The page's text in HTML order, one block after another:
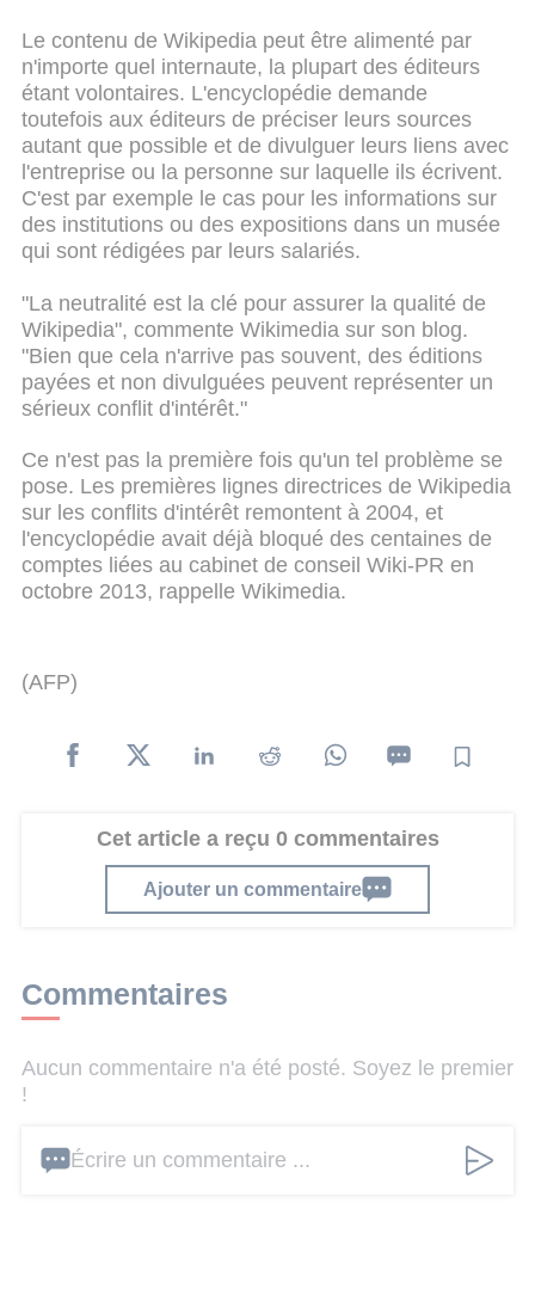
Le contenu de Wikipedia peut être alimenté par
n'importe quel internaute, la plupart des éditeurs
étant volontaires. L'encyclopédie demande
toutefois aux éditeurs de préciser leurs sources
autant que possible et de divulguer leurs liens avec
l'entreprise ou la personne sur laquelle ils écrivent.
C'est par exemple le cas pour les informations sur
des institutions ou des expositions dans un musée
qui sont rédigées par leurs salariés.
"La neutralité est la clé pour assurer la qualité de
Wikipedia", commente Wikimedia sur son blog.
"Bien que cela n'arrive pas souvent, des éditions
payées et non divulguées peuvent représenter un
sérieux conflit d'intérêt."
Ce n'est pas la première fois qu'un tel problème se
pose. Les premières lignes directrices de Wikipedia
sur les conflits d'intérêt remontent à 2004, et
l'encyclopédie avait déjà bloqué des centaines de
comptes liées au cabinet de conseil Wiki-PR en
octobre 2013, rappelle Wikimedia.
(AFP)
Cet article a reçu 0 commentaires
Ajouter un commentaire
Commentaires
Aucun commentaire n'a été posté. Soyez le premier
!
Écrire un commentaire ...